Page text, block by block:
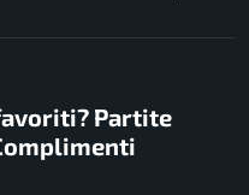
Partite